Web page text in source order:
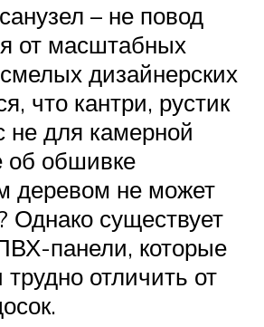
– не повод
от масштабных
дизайнерских
что кантри, рустик
не для камерной
об обшивке
деревом не может
Однако существует
панели, которые
отличить от